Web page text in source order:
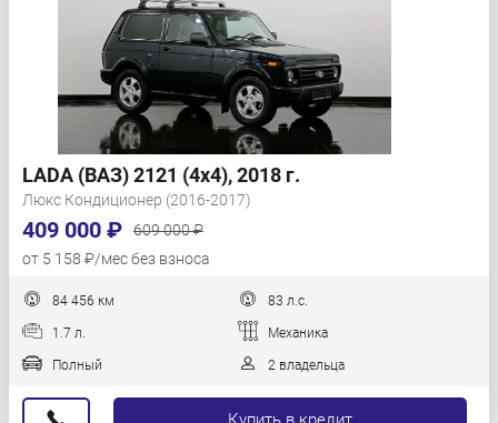
LADA (ВАЗ) 2121 (4x4), 2018 г.
Люкс Кондиционер (2016-2017)
409 000 ₽
609 000 ₽
от 5 158 ₽/мес без взноса
84 456 км 83 л.с.
1.7 л. Механика
Полный 2 владельца